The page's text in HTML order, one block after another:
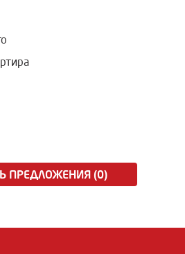
ПРЕДЛОЖЕНИЯ (0)